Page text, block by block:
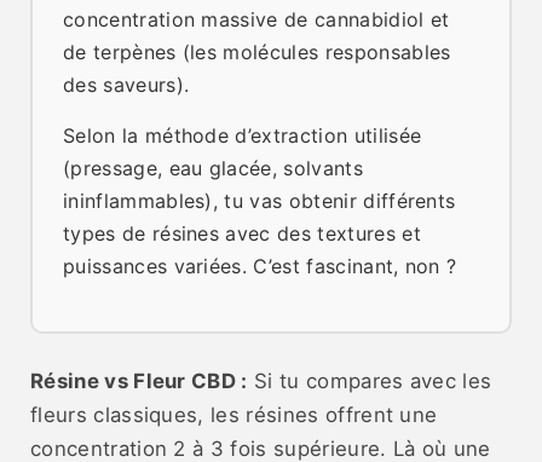
concentration massive de cannabidiol et
de terpènes (les molécules responsables
des saveurs).
Selon la méthode d’extraction utilisée
(pressage, eau glacée, solvants
ininflammables), tu vas obtenir différents
types de résines avec des textures et
puissances variées. C’est fascinant, non ?
Résine vs Fleur CBD : Si tu compares avec les
fleurs classiques, les résines offrent une
concentration 2 à 3 fois supérieure. Là où une